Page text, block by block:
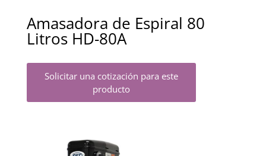
Amasadora de Espiral 80
Litros HD-80A
Solicitar una cotización para este
producto